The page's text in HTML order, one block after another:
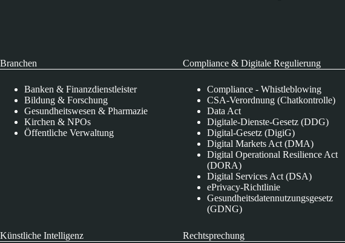
Branchen
Banken & Finanzdienstleister
Bildung & Forschung
Gesundheitswesen & Pharmazie
Kirchen & NPOs
Öffentliche Verwaltung
Compliance & Digitale Regulierung
Compliance - Whistleblowing
CSA-Verordnung (Chatkontrolle)
Data Act
Digitale-Dienste-Gesetz (DDG)
Digital-Gesetz (DigiG)
Digital Markets Act (DMA)
Digital Operational Resilience Act
(DORA)
Digital Services Act (DSA)
ePrivacy-Richtlinie
Gesundheitsdatennutzungsgesetz
(GDNG)
Künstliche Intelligenz Rechtsprechung